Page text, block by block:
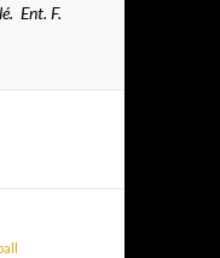
Ent. F.